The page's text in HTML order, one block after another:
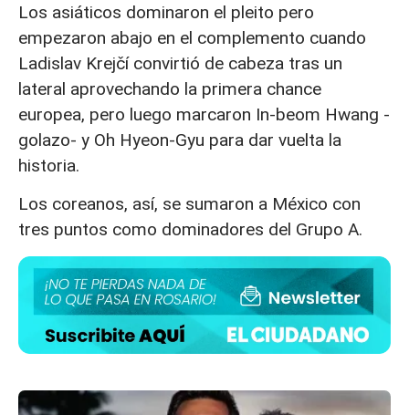
Los asiáticos dominaron el pleito pero
empezaron abajo en el complemento cuando
Ladislav Krejčí convirtió de cabeza tras un
lateral aprovechando la primera chance
europea, pero luego marcaron In-beom Hwang -
golazo- y Oh Hyeon-Gyu para dar vuelta la
historia.
Los coreanos, así, se sumaron a México con
tres puntos como dominadores del Grupo A.